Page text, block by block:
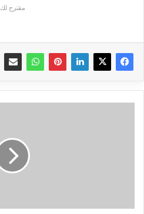
مقترح لك
الهاتف